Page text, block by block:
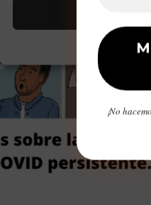
Opt-out
¡No